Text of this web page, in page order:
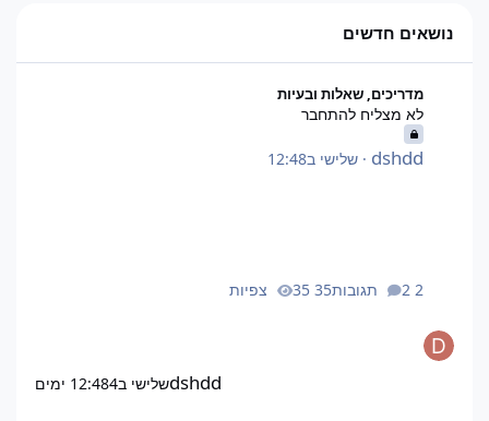
נושאים חדשים
מדריכים, שאלות ובעיות
לא מצליח להתחבר
dshdd
· שלישי ב12:48
2 תגובות 35 צפיות
dshddשלישי ב12:484 ימים